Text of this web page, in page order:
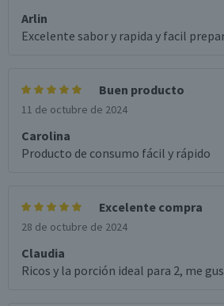
Arlin
Excelente sabor y rapida y facil
Buen producto
11 de octubre de 2024
Carolina
Producto de consumo fácil y rápido
Excelente compra
28 de octubre de 2024
Claudia
Ricos y la porción ideal para 2, me